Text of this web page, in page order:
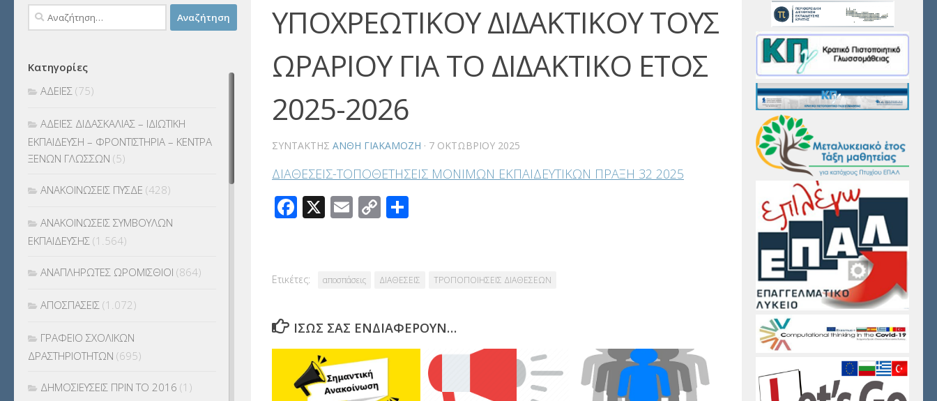
ΥΠΟΧΡΕΩΤΙΚΟΥ ΔΙΔΑΚΤΙΚΟΥ ΤΟΥΣ
ΩΡΑΡΙΟΥ ΓΙΑ ΤΟ ΔΙΔΑΚΤΙΚΟ ΕΤΟΣ
2025-2026
ΣΥΝΤΆΚΤΗΣ ΑΝΘΗ ΓΙΑΚΑΜΟΖΗ · 7 ΟΚΤΩΒΡΊΟΥ 2025
ΔΙΑΘΕΣΕΙΣ-ΤΟΠΟΘΕΤΗΣΕΙΣ ΜΟΝΙΜΩΝ ΕΚΠΑΙΔΕΥΤΙΚΩΝ ΠΡΑΞΗ 32 2025
Facebook
X Email
Copy
Ετικέτες: αποσπάσεις ΔΙΑΘΕΣΕΙΣ ΤΡΟΠΟΠΟΙΗΣΕΙΣ ΔΙΑΘΕΣΕΩΝ
ΊΣΩΣ ΣΑΣ ΕΝΔΙΑΦΈΡΟΥΝ…
Αναζήτηση
για:
Κατηγορίες
ΑΔΕΙΕΣ (75)
ΑΔΕΙΕΣ ΔΙΔΑΣΚΑΛΙΑΣ – ΙΔΙΩΤΙΚΗ
ΕΚΠΑΙΔΕΥΣΗ – ΦΡΟΝΤΙΣΤΗΡΙΑ – ΚΕΝΤΡΑ
ΞΕΝΩΝ ΓΛΩΣΣΩΝ (5)
ΑΝΑΚΟΙΝΩΣΕΙΣ ΠΥΣΔΕ (428)
ΑΝΑΚΟΙΝΩΣΕΙΣ ΣΥΜΒΟΥΛΩΝ
ΕΚΠΑΙΔΕΥΣΗΣ (1.564)
ΑΝΑΠΛΗΡΩΤΕΣ ΩΡΟΜΙΣΘΙΟΙ (864)
ΑΠΟΣΠΑΣΕΙΣ (1.072)
ΓΡΑΦΕΙΟ ΣΧΟΛΙΚΩΝ
ΔΡΑΣΤΗΡΙΟΤΗΤΩΝ (695)
ΔΗΜΟΣΙΕΥΣΕΙΣ ΠΡΙΝ ΤΟ 2016 (1)